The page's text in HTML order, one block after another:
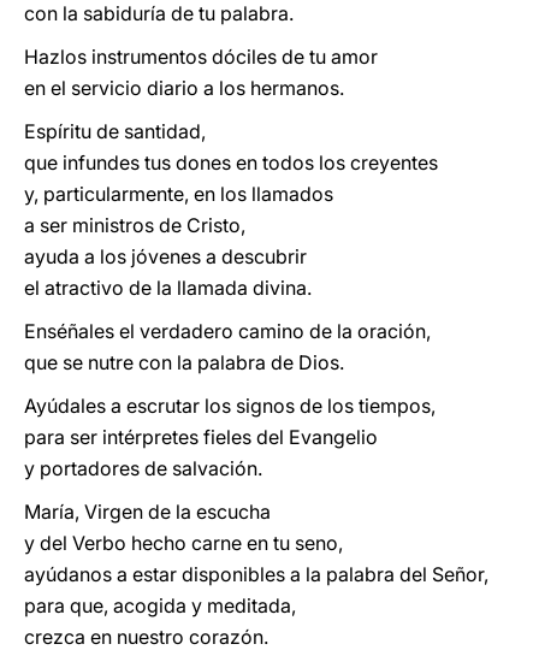
con la sabiduría de tu palabra.
Hazlos instrumentos dóciles de tu amor
en el servicio diario a los hermanos.
Espíritu de santidad,
que infundes tus dones en todos los creyentes
y, particularmente, en los llamados
a ser ministros de Cristo,
ayuda a los jóvenes a descubrir
el atractivo de la llamada divina.
Enséñales el verdadero camino de la oración,
que se nutre con la palabra de Dios.
Ayúdales a escrutar los signos de los tiempos,
para ser intérpretes fieles del Evangelio
y portadores de salvación.
María, Virgen de la escucha
y del Verbo hecho carne en tu seno,
ayúdanos a estar disponibles a la palabra del Señor,
para que, acogida y meditada,
crezca en nuestro corazón.